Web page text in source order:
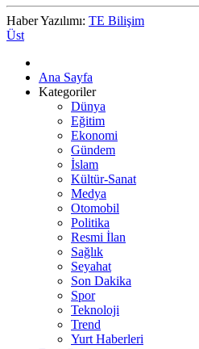
Haber Yazılımı: TE Bilişim
Üst
Ana Sayfa
Kategoriler
Dünya
Eğitim
Ekonomi
Gündem
İslam
Kültür-Sanat
Medya
Otomobil
Politika
Resmi İlan
Sağlık
Seyahat
Son Dakika
Spor
Teknoloji
Trend
Yurt Haberleri